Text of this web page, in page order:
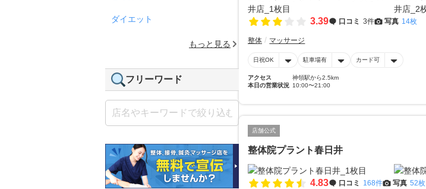
3.39 口コミ 3件 写真 14枚
整体 マッサージ
日祝OK 駐車場有 カード可
アクセス
神領駅から2.5km
本日の営業状況 10:00〜21:00
店舗公式
整体院プラント春日井
4.83 口コミ 168件 写真 52枚
ダイエット
もっと見る
フリーワード